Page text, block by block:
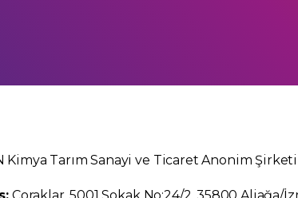
Kimya Tarım Sanayi ve Ticaret Anonim Şirketi